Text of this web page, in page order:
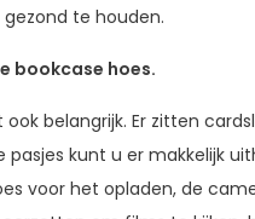
te houden.
bookcase hoes.
belangrijk. Er zitten
pasjes kunt u er makkelijk
voor het opladen, de